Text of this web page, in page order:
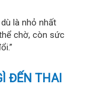
là nhỏ nhất
chờ, còn sức
ĐẾN THAI